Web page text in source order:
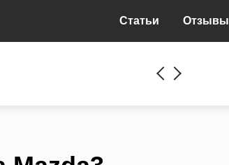
Статьи Отзывы